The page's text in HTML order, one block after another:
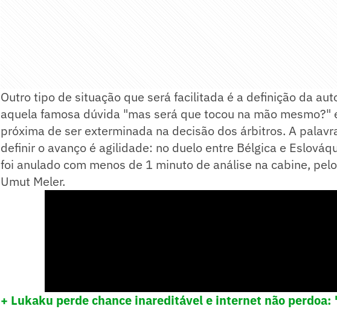
Outro tipo de situação que será facilitada é a definição da
aquela famosa dúvida "mas será que tocou na mão mesmo?"
próxima de ser exterminada na decisão dos árbitros. A
definir o avanço é agilidade: no duelo entre Bélgica e
foi anulado com menos de 1 minuto de análise na cabine,
Umut Meler.
+ Lukaku perde chance inareditável e internet não perdoa: